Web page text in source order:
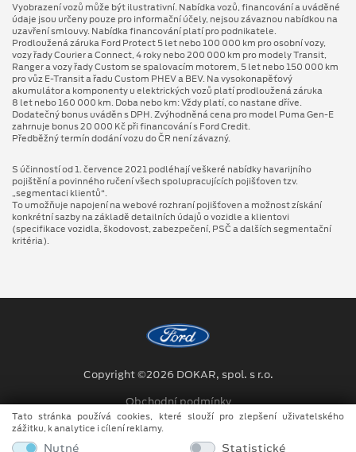
Vyobrazení vozů může být ilustrativní. Nabídka vozů, financování a uváděné
údaje jsou určeny pouze pro informační účely, nejsou závaznou nabídkou na
uzavření smlouvy. Nabídka financování platí pro podnikatele.
Prodloužená záruka Ford Protect 5 let nebo 100 000 km pro osobní vozy,
vozy řady Courier a Connect, 4 roky nebo 200 000 km pro modely Transit,
Ranger a vozy řady Custom se spalovacím motorem, 5 let nebo 150 000 km
pro vůz E-Transit a řadu Custom PHEV a BEV. Na vysokonapěťový
akumulátor a komponenty u elektrických vozů platí prodloužená záruka
8 let nebo 160 000 km. Doba nebo km: Vždy platí, co nastane dříve.
Dodatečný bonus uváděn s DPH. Zvýhodněná cena pro model Puma Gen⁠-⁠E
zahrnuje bonus 20 000 Kč při financování s Ford Credit.
Předběžný termín dodání vozu do ČR není závazný.
S účinností od 1. července 2021 podléhají veškeré nabídky havarijního
pojištění a povinného ručení všech spolupracujících pojišťoven tzv.
„segmentaci klientů“.
To umožňuje napojení na webové rozhraní pojišťoven a možnost získání
konkrétní sazby na základě detailních údajů o vozidle a klientovi
(specifikace vozidla, škodovost, zabezpečení, PSČ a dalších segmentační
kritéria).
Copyright ©2026 DOKAR, spol. s r.o.
Obchodní podmínky
Ochrana osobních údajů
Tato stránka používá cookies, které slouží pro zlepšení uživatelského
zážitku, k analytice i cílení reklamy.
Nutné Statistické